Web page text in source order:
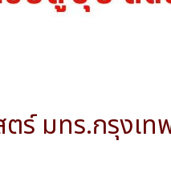
ร์ มทร.กรุงเ